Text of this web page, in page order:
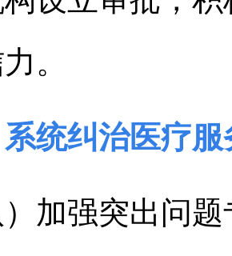
。
统纠治医疗服
强突出问题